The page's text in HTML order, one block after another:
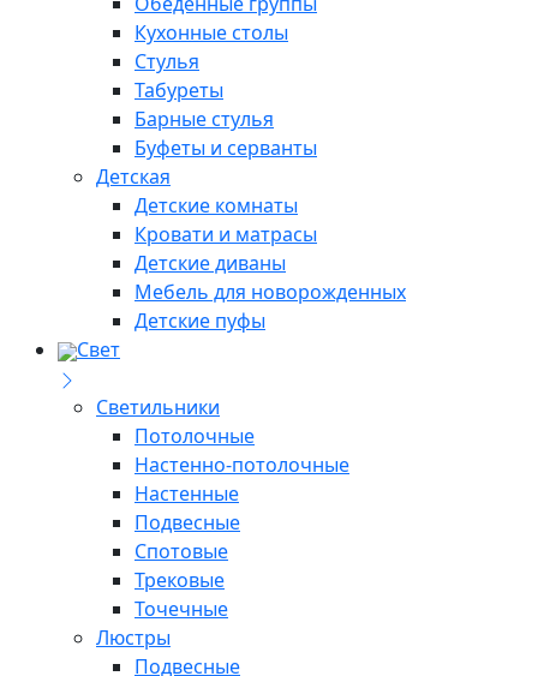
Кухонные столы
Стулья
Табуреты
Барные стулья
Буфеты и серванты
Детская
Детские комнаты
Кровати и матрасы
Детские диваны
Мебель для новорожденных
Детские пуфы
Свет
Светильники
Потолочные
Настенно-потолочные
Настенные
Подвесные
Спотовые
Трековые
Точечные
Люстры
Подвесные